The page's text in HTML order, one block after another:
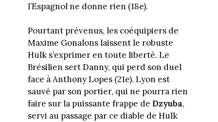
l’Espagnol ne donne rien (18e).
Pourtant prévenus, les coéquipiers de
Maxime Gonalons laissent le robuste
Hulk s’exprimer en toute liberté. Le
Brésilien sert Danny, qui perd son duel
face à Anthony Lopes (21e). Lyon est
sauvé par son portier, qui ne pourra rien
faire sur la puissante frappe de Dzyuba,
servi au passage par ce diable de Hulk